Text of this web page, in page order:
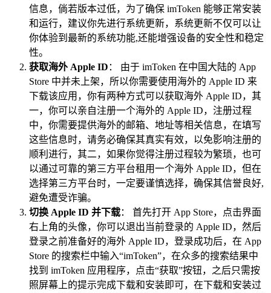
信息，倘若版本过低，为了确保 imToken 能够正常安装
和运行，建议你先进行系统更新，系统更新不仅可以让
你体验到最新的系统功能,还能增强设备的安全性和稳定
性。
获取海外 Apple ID ： 由于 imToken 在中国大陆的 App
Store 中并未上架，所以你需要使用海外的 Apple ID 来
下载该应用，你有两种方式可以获取海外 Apple ID，其
一，你可以亲自注册一个海外的 Apple ID，注册过程
中，你需要提供海外的邮箱、地址等相关信息，在填写
这些信息时，请务必确保其真实有效，以免影响注册的
顺利进行，其二，如果你觉得注册过程较为繁琐，也可
以通过可靠的第三方平台租用一个海外 Apple ID，但在
选择第三方平台时，一定要谨慎选择，确保其信誉良好,
避免遭受诈骗。
切换 Apple ID 并下载： 首先打开 App Store，点击界面
右上角的头像，你可以退出当前登录的 Apple ID，然后
登录之前准备好的海外 Apple ID，登录成功后，在 App
Store 的搜索栏中输入“imToken”，在众多的搜索结果中
找到 imToken 应用程序，点击“获取”按钮，之后只需按
照屏幕上的提示完成下载和安装即可，在下载和安装过